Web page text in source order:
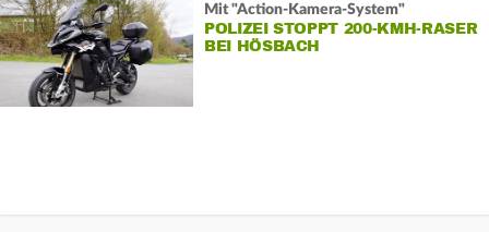
Mit "Action-Kamera-System"
POLIZEI STOPPT 200-KMH-RASER
BEI HÖSBACH